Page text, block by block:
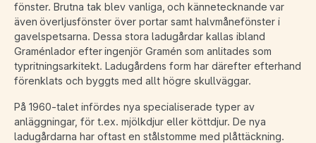
fönster. Brutna tak blev vanliga, och kännetecknande var
även överljusfönster över portar samt halvmånefönster i
gavelspetsarna. Dessa stora ladugårdar kallas ibland
Graménlador efter ingenjör Gramén som anlitades som
typritningsarkitekt. Ladugårdens form har därefter efterhand
förenklats och byggts med allt högre skullväggar.
På 1960-talet infördes nya specialiserade typer av
anläggningar, för t.ex. mjölkdjur eller köttdjur. De nya
ladugårdarna har oftast en stålstomme med plåttäckning.